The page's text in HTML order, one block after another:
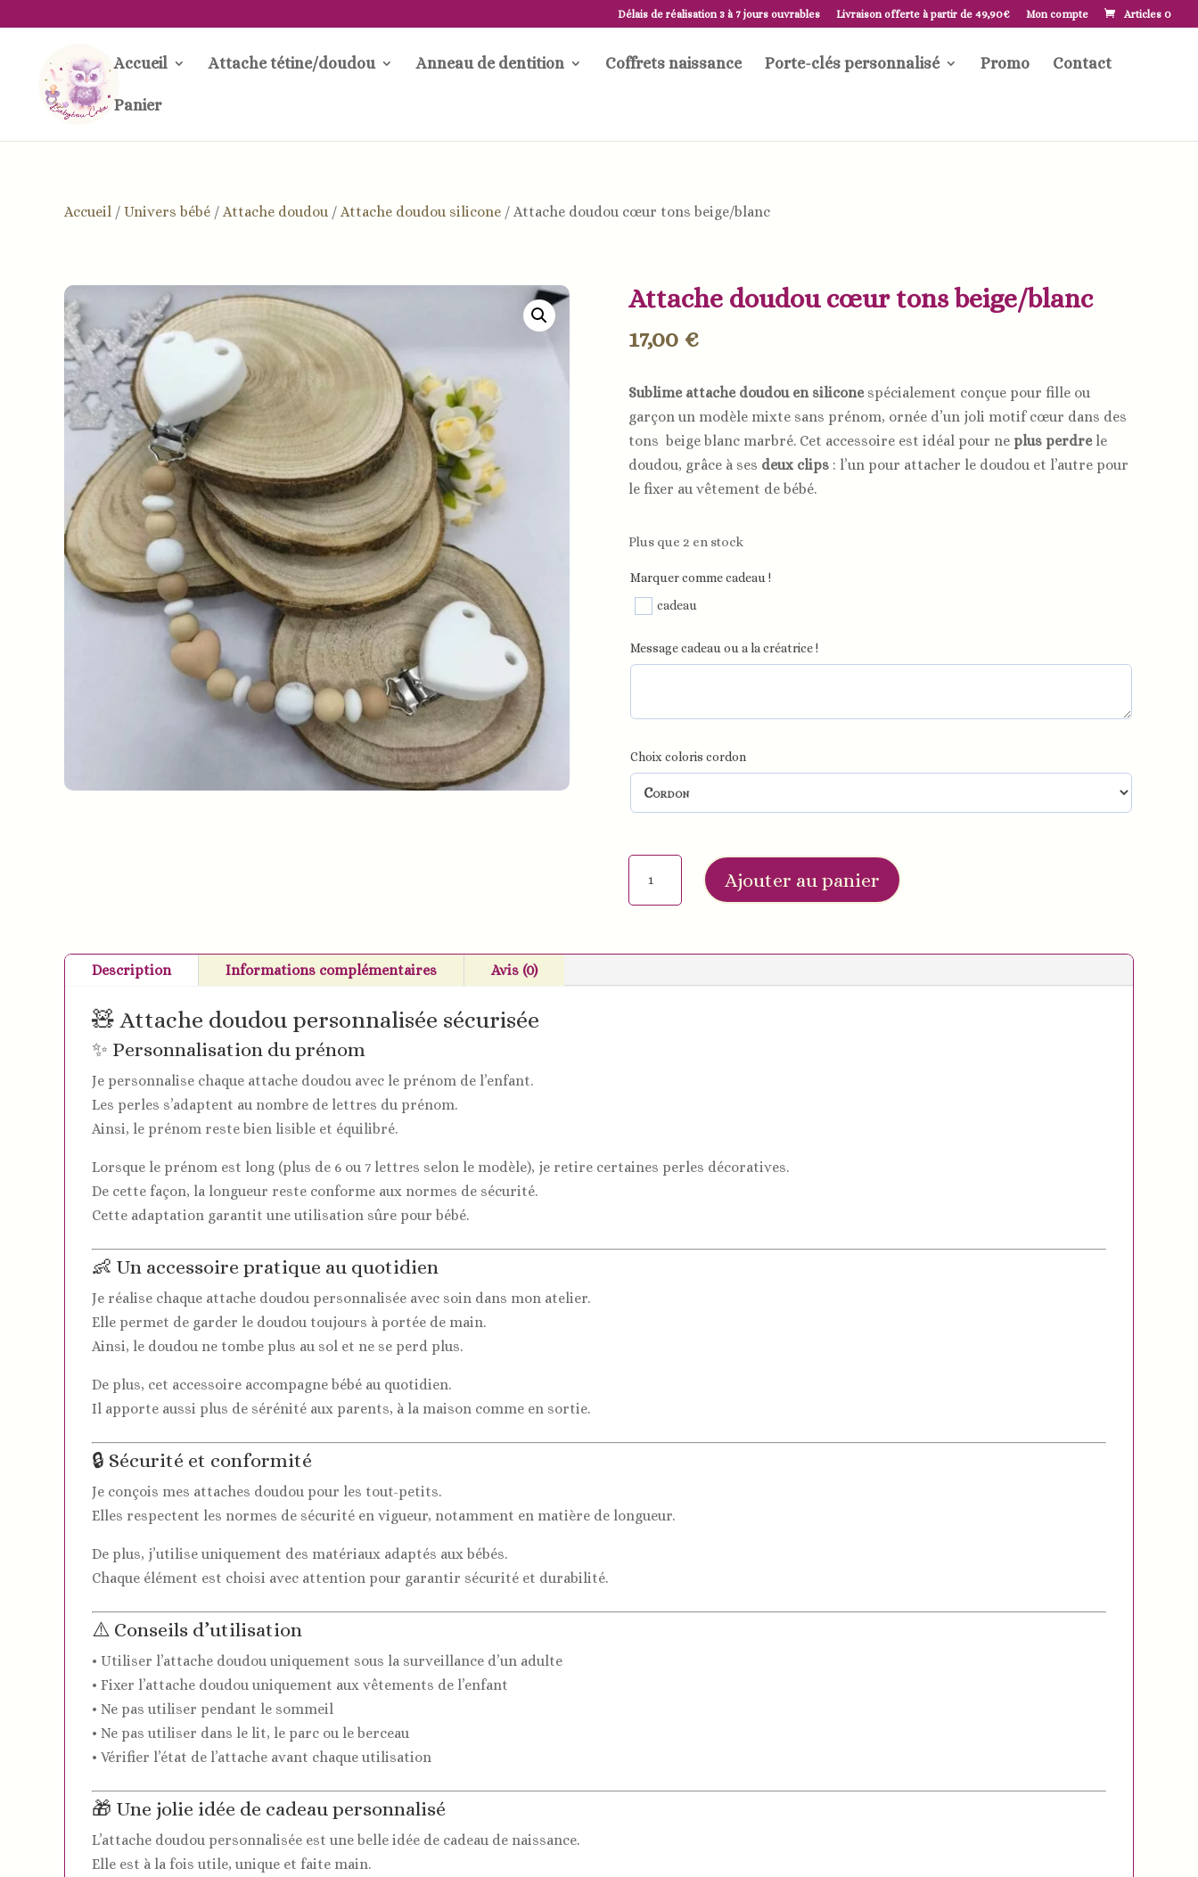
Délais de réalisation 3 à 7 jours ouvrables Livraison offerte à partir de 49,90€ Mon compte Articles 0
Accueil Attache tétine/doudou Anneau de dentition Coffrets naissance Porte-clés personnalisé Promo Contact
Panier
Accueil / Univers bébé / Attache doudou / Attache doudou silicone / Attache doudou cœur tons beige/blanc
Attache doudou cœur tons beige/blanc
17,00 €
Sublime attache doudou en siliconespécialement conçue pour fille ou
garçon un modèle mixte sans prénom, ornée d’un joli motif cœur dans des
tons beige blanc marbré. Cet accessoire est idéal pour ne plus perdrele
doudou, grâce à ses deux clips : l’un pour attacher le doudou et l’autre pour
le fixer au vêtement de bébé.
Plus que 2 en stock
Marquer comme cadeau !
cadeau
Message cadeau ou a la créatrice !
Choix coloris cordon
tons
Ajouter au panier
Description Informations complémentaires Avis (0)
🧸 Attache doudou personnalisée sécurisée
✨ Personnalisation du prénom
Je personnalise chaque attache doudou avec le prénom de l’enfant.
Les perles s’adaptent au nombre de lettres du prénom.
Ainsi, le prénom reste bien lisible et équilibré.
Lorsque le prénom est long (plus de 6 ou 7 lettres selon le modèle), je retire certaines perles décoratives.
De cette façon, la longueur reste conforme aux normes de sécurité.
Cette adaptation garantit une utilisation sûre pour bébé.
👶 Un accessoire pratique au quotidien
Je réalise chaque attache doudou personnalisée avec soin dans mon atelier.
Elle permet de garder le doudou toujours à portée de main.
Ainsi, le doudou ne tombe plus au sol et ne se perd plus.
De plus, cet accessoire accompagne bébé au quotidien.
Il apporte aussi plus de sérénité aux parents, à la maison comme en sortie.
🔒 Sécurité et conformité
Je conçois mes attaches doudou pour les tout-petits.
Elles respectent les normes de sécurité en vigueur, notamment en matière de longueur.
De plus, j’utilise uniquement des matériaux adaptés aux bébés.
Chaque élément est choisi avec attention pour garantir sécurité et durabilité.
⚠️ Conseils d’utilisation
• Utiliser l’attache doudou uniquement sous la surveillance d’un adulte
• Fixer l’attache doudou uniquement aux vêtements de l’enfant
• Ne pas utiliser pendant le sommeil
• Ne pas utiliser dans le lit, le parc ou le berceau
• Vérifier l’état de l’attache avant chaque utilisation
🎁 Une jolie idée de cadeau personnalisé
L’attache doudou personnalisée est une belle idée de cadeau de naissance.
Elle est à la fois utile, unique et faite main.